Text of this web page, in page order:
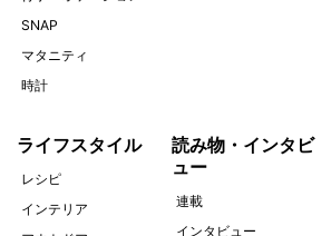
SNAP
マタニティ
時計
ライフスタイル
レシピ
インテリア
読み物・インタビ
ュー
連載
インタビュー